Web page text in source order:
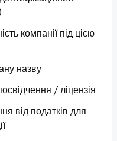
компанії під цією
назву
/ ліцензія
від податків для